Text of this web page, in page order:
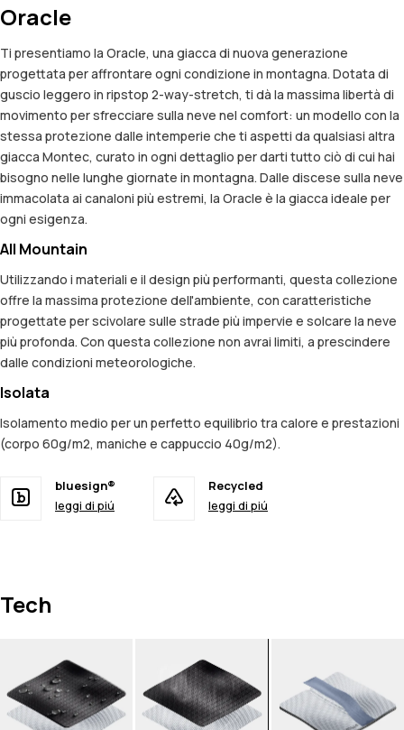
Oracle
Ti presentiamo la Oracle, una giacca di nuova generazione
progettata per affrontare ogni condizione in montagna. Dotata di
guscio leggero in ripstop 2-way-stretch, ti dà la massima libertà di
movimento per sfrecciare sulla neve nel comfort: un modello con la
stessa protezione dalle intemperie che ti aspetti da qualsiasi altra
giacca Montec, curato in ogni dettaglio per darti tutto ciò di cui hai
bisogno nelle lunghe giornate in montagna. Dalle discese sulla neve
immacolata ai canaloni più estremi, la Oracle è la giacca ideale per
ogni esigenza.
All Mountain
Utilizzando i materiali e il design più performanti, questa collezione
offre la massima protezione dell'ambiente, con caratteristiche
progettate per scivolare sulle strade più impervie e solcare la neve
più profonda. Con questa collezione non avrai limiti, a prescindere
dalle condizioni meteorologiche.
Isolata
Isolamento medio per un perfetto equilibrio tra calore e prestazioni
(corpo 60g/m2, maniche e cappuccio 40g/m2).
bluesign®
leggi di piú
Recycled
leggi di piú
Tech